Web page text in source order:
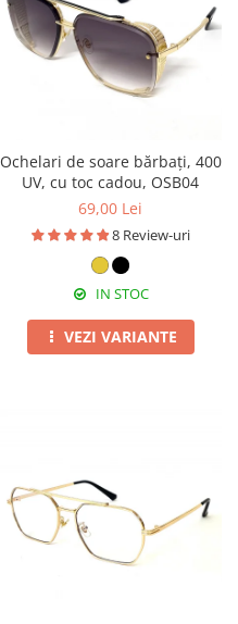
Ochelari de soare bărbați, 400
UV, cu toc cadou, OSB04
69,00 Lei
8 Review-uri
IN STOC
VEZI VARIANTE